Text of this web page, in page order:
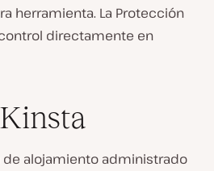
herramienta. La Protección
directamente en
de alojamiento administrado